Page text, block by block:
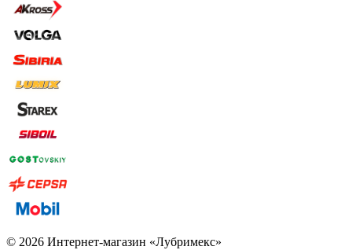
© 2026 Интернет-магазин «Лубримекс»